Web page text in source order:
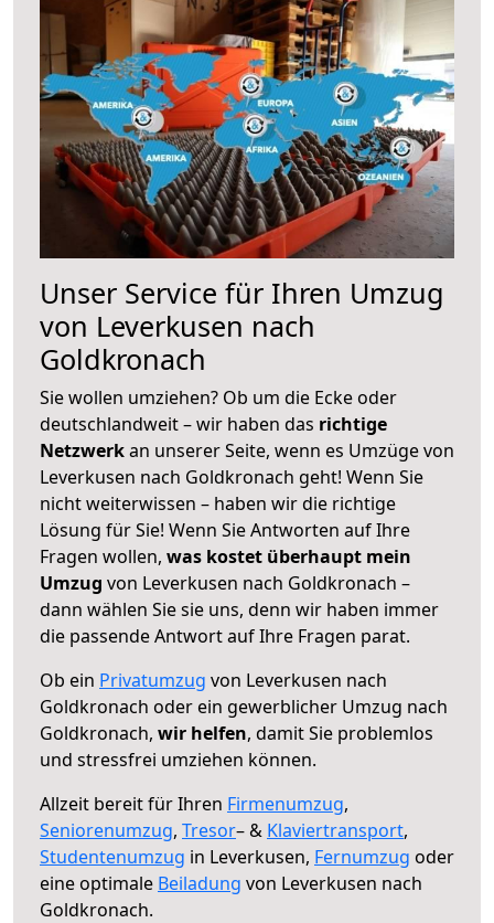
Unser Service für Ihren Umzug
von Leverkusen nach
Goldkronach
Sie wollen umziehen? Ob um die Ecke oder
deutschlandweit – wir haben das richtige
Netzwerkan unserer Seite, wenn es Umzüge von
Leverkusen nach Goldkronach geht! Wenn Sie
nicht weiterwissen – haben wir die richtige
Lösung für Sie! Wenn Sie Antworten auf Ihre
Fragen wollen, was kostet überhaupt mein
Umzug von Leverkusen nach Goldkronach –
dann wählen Sie sie uns, denn wir haben immer
die passende Antwort auf Ihre Fragen parat.
Ob ein Privatumzug von Leverkusen nach
Goldkronach oder ein gewerblicher Umzug nach
Goldkronach, wir helfen, damit Sie problemlos
und stressfrei umziehen können.
Allzeit bereit für Ihren Firmenumzug,
Seniorenumzug, Tresor– & Klaviertransport,
Studentenumzug in Leverkusen, Fernumzug oder
eine optimale Beiladung von Leverkusen nach
Goldkronach.